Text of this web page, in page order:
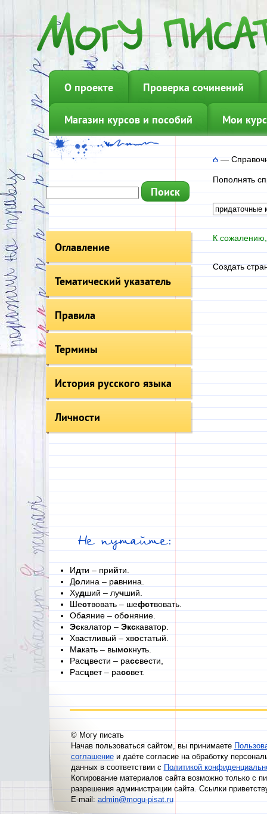
О проекте Проверка сочинений
Магазин курсов и пособий Мои
Оглавление
Тематический указатель
Правила
Термины
История русского языка
Личности
Не путайте:
Идти – прийти.
Долина – равнина.
Худший – лучший.
Шествовать – шефствовать.
Обаяние – обоняние.
Эскалатор – Экскаватор.
Хвастливый – хвостатый.
Макать – вымокнуть.
Расцвести – рассвести,
Расцвет – рассвет.
—
Пополнять
К
Создать
© Могу писать
Начав пользоваться сайтом, вы принимаете
соглашениеи даёте согласие на обработку
данных в соответствии сПолитикой
Копирование материалов сайта возможно только с
разрешения администрации сайта. Ссылки
E-mail:admin@mogu-pisat.ru